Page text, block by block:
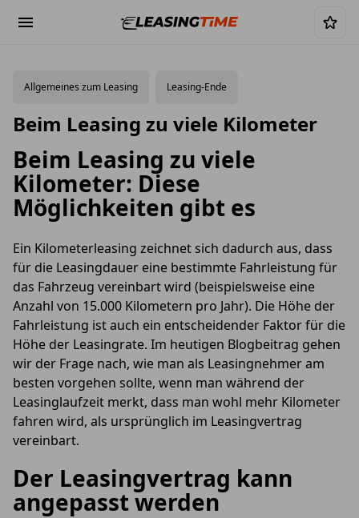
Allgemeines zum Leasing Leasing-Ende
Beim Leasing zu viele Kilometer
Beim Leasing zu viele
Kilometer: Diese
Möglichkeiten gibt es
Ein Kilometerleasing zeichnet sich dadurch aus, dass
für die Leasingdauer eine bestimmte Fahrleistung für
das Fahrzeug vereinbart wird (beispielsweise eine
Anzahl von 15.000 Kilometern pro Jahr). Die Höhe der
Fahrleistung ist auch ein entscheidender Faktor für die
Höhe der Leasingrate. Im heutigen Blogbeitrag gehen
wir der Frage nach, wie man als Leasingnehmer am
besten vorgehen sollte, wenn man während der
Leasinglaufzeit merkt, dass man wohl mehr Kilometer
fahren wird, als ursprünglich im Leasingvertrag
vereinbart.
Der Leasingvertrag kann
angepasst werden